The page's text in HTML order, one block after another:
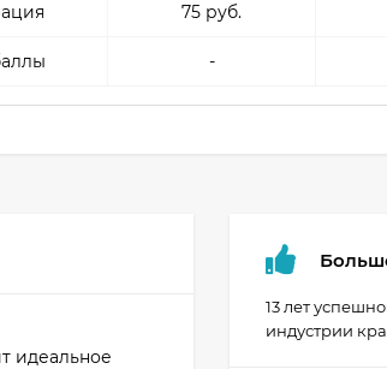
75 руб.
-
идеальное
13 лет
индустрии